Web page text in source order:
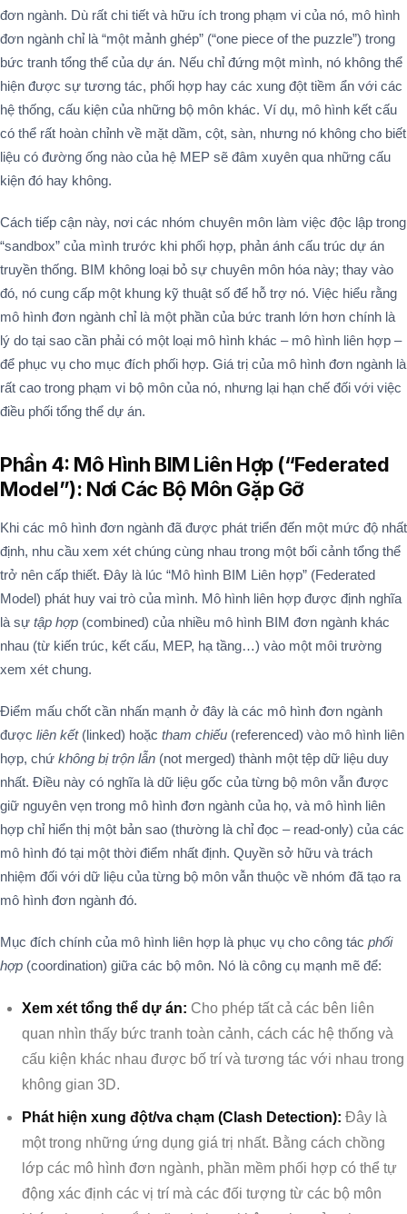
đơn ngành. Dù rất chi tiết và hữu ích trong phạm vi của nó, mô hình
đơn ngành chỉ là “một mảnh ghép” (“one piece of the puzzle”) trong
bức tranh tổng thể của dự án. Nếu chỉ đứng một mình, nó không thể
hiện được sự tương tác, phối hợp hay các xung đột tiềm ẩn với các
hệ thống, cấu kiện của những bộ môn khác. Ví dụ, mô hình kết cấu
có thể rất hoàn chỉnh về mặt dầm, cột, sàn, nhưng nó không cho biết
liệu có đường ống nào của hệ MEP sẽ đâm xuyên qua những cấu
kiện đó hay không.
Cách tiếp cận này, nơi các nhóm chuyên môn làm việc độc lập trong
“sandbox” của mình trước khi phối hợp, phản ánh cấu trúc dự án
truyền thống. BIM không loại bỏ sự chuyên môn hóa này; thay vào
đó, nó cung cấp một khung kỹ thuật số để hỗ trợ nó. Việc hiểu rằng
mô hình đơn ngành chỉ là một phần của bức tranh lớn hơn chính là
lý do tại sao cần phải có một loại mô hình khác – mô hình liên hợp –
để phục vụ cho mục đích phối hợp. Giá trị của mô hình đơn ngành là
rất cao trong phạm vi bộ môn của nó, nhưng lại hạn chế đối với việc
điều phối tổng thể dự án.
Phần 4: Mô Hình BIM Liên Hợp (“Federated
Model”): Nơi Các Bộ Môn Gặp Gỡ
Khi các mô hình đơn ngành đã được phát triển đến một mức độ nhất
định, nhu cầu xem xét chúng cùng nhau trong một bối cảnh tổng thể
trở nên cấp thiết. Đây là lúc “Mô hình BIM Liên hợp” (Federated
Model) phát huy vai trò của mình. Mô hình liên hợp được định nghĩa
là sự tập hợp (combined) của nhiều mô hình BIM đơn ngành khác
nhau (từ kiến trúc, kết cấu, MEP, hạ tầng…) vào một môi trường
xem xét chung.
Điểm mấu chốt cần nhấn mạnh ở đây là các mô hình đơn ngành
được liên kết(linked) hoặc tham chiếu (referenced) vào mô hình liên
hợp, chứ không bị trộn lẫn (not merged) thành một tệp dữ liệu duy
nhất. Điều này có nghĩa là dữ liệu gốc của từng bộ môn vẫn được
giữ nguyên vẹn trong mô hình đơn ngành của họ, và mô hình liên
hợp chỉ hiển thị một bản sao (thường là chỉ đọc – read-only) của các
mô hình đó tại một thời điểm nhất định. Quyền sở hữu và trách
nhiệm đối với dữ liệu của từng bộ môn vẫn thuộc về nhóm đã tạo ra
mô hình đơn ngành đó.
Mục đích chính của mô hình liên hợp là phục vụ cho công tác phối
hợp (coordination) giữa các bộ môn. Nó là công cụ mạnh mẽ để:
Xem xét tổng thể dự án: Cho phép tất cả các bên liên
quan nhìn thấy bức tranh toàn cảnh, cách các hệ thống và
cấu kiện khác nhau được bố trí và tương tác với nhau trong
không gian 3D.
Phát hiện xung đột/va chạm (Clash Detection): Đây là
một trong những ứng dụng giá trị nhất. Bằng cách chồng
lớp các mô hình đơn ngành, phần mềm phối hợp có thể tự
động xác định các vị trí mà các đối tượng từ các bộ môn